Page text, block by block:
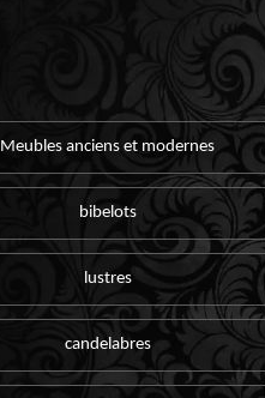
Meubles anciens et modernes
bibelots
lustres
candelabres